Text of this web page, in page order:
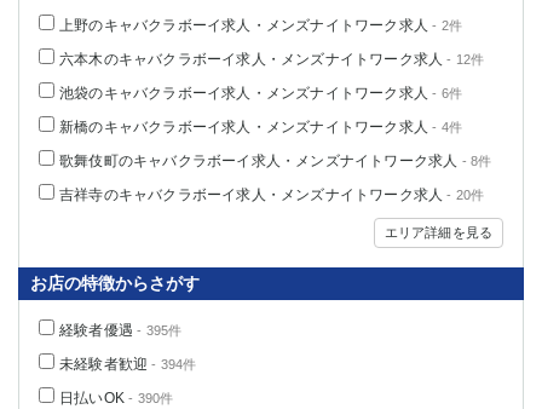
上野のキャバクラボーイ求人・メンズナイトワーク求人 - 2件
六本木のキャバクラボーイ求人・メンズナイトワーク求人 - 12件
池袋のキャバクラボーイ求人・メンズナイトワーク求人 - 6件
新橋のキャバクラボーイ求人・メンズナイトワーク求人 - 4件
歌舞伎町のキャバクラボーイ求人・メンズナイトワーク求人 - 8件
吉祥寺のキャバクラボーイ求人・メンズナイトワーク求人 - 20件
エリア詳細を見る
お店の特徴からさがす
経験者優遇 - 395件
未経験者歓迎 - 394件
日払いOK - 390件
志木
川越
草加
南浦和
所沢
熊谷
獨協大学前＜草加松原＞ 北浦和（西口）
春日部
川口
千葉県
船橋
成田